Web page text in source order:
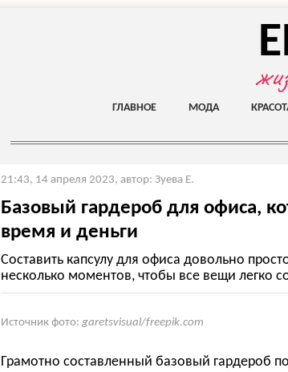
ГЛАВНОЕ МОДА
21:43, 14 апреля 2023, автор: Зуева Е.
Базовый гардероб для офиса,
время и деньги
Составить капсулу для офиса довольно
несколько моментов, чтобы все вещи легко
Источник фото: garetsvisual/freepik.com
Грамотно составленный базовый гардероб